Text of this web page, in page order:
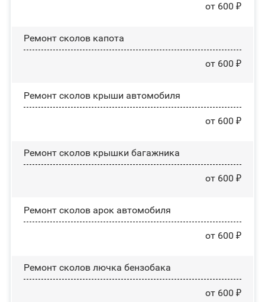
от 600 ₽
Ремонт сколов капота
от 600 ₽
Ремонт сколов крыши автомобиля
от 600 ₽
Ремонт сколов крышки багажника
от 600 ₽
Ремонт сколов арок автомобиля
от 600 ₽
Ремонт сколов лючка бензобака
от 600 ₽